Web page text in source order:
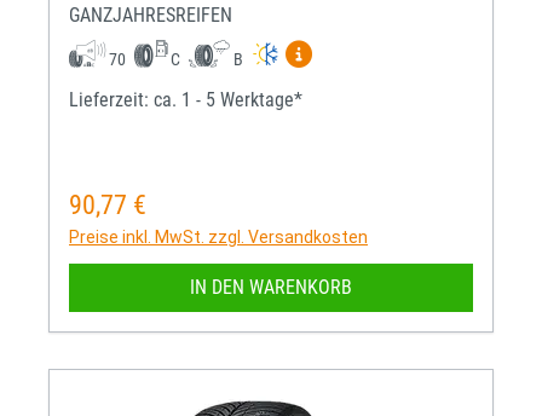
GANZJAHRESREIFEN
70 C B
Mehr Informationen zum
Lieferzeit: ca. 1 - 5 Werktage*
Regulärer Preis:
90,77 €
Preise inkl. MwSt. zzgl. Versandkosten
IN DEN WARENKORB